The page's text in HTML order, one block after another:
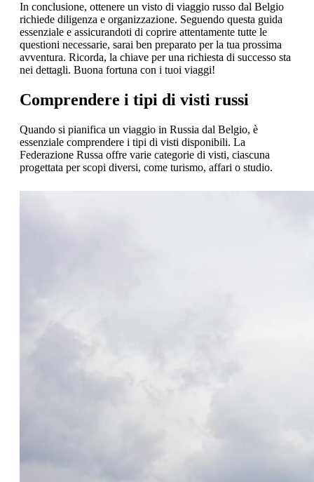
In conclusione, ottenere un visto di viaggio russo dal Belgio
richiede diligenza e organizzazione. Seguendo questa guida
essenziale e assicurandoti di coprire attentamente tutte le
questioni necessarie, sarai ben preparato per la tua prossima
avventura. Ricorda, la chiave per una richiesta di successo sta
nei dettagli. Buona fortuna con i tuoi viaggi!
Comprendere i tipi di visti russi
Quando si pianifica un viaggio in Russia dal Belgio, è
essenziale comprendere i tipi di visti disponibili. La
Federazione Russa offre varie categorie di visti, ciascuna
progettata per scopi diversi, come turismo, affari o studio.